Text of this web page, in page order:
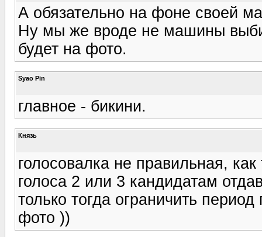
А обязательно на фоне своей
Ну мы же вроде не машины
будет на фото.
Syao Pin
главное - бикини.
Князь
голосовалка не правильная,
голоса 2 или 3 кандидатам
только тогда ограничить
фото ))